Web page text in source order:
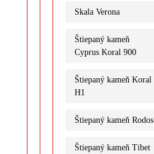
Skala Verona
Štiepaný kameň
Cyprus Koral 900
Štiepaný kameň Koral
H1
Štiepaný kameň Rodos
Štiepaný kameň Tibet